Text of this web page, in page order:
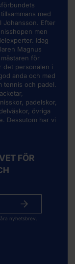
med
Johansson. Efter
men
Idag
Magnus
för
det personalen i
anda och med
och padel.
,
padelskor,
övriga
Dessutom har vi
FÖR
nyhetsbrev.